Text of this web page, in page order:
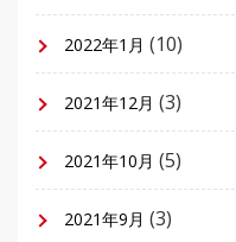
2022年1月 (10)
2021年12月 (3)
2021年10月 (5)
2021年9月 (3)